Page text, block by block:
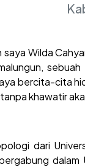
Wilda
bercita-cita
khawatir
dari
dalam